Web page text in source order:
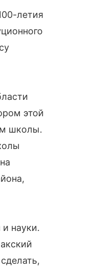
летия
этой
школы.
науки.